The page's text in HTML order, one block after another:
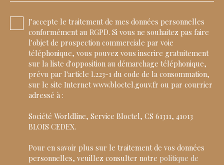
J'accepte le traitement de mes données personnelles
conformément au RGPD. Si vous ne souhaitez pas faire
l'objet de prospection commerciale par voie
téléphonique, vous pouvez vous inscrire gratuitement
sur la liste d'opposition au démarchage téléphonique,
prévu par l'article L223-1 du code de la consommation,
sur le site Internet www.bloctel.gouv.fr ou par courrier
adressé à :
Société Worldline, Service Bloctel, CS 61311, 41013
BLOIS CEDEX.
Pour en savoir plus sur le traitement de vos données
personnelles, veuillez consulter notre politique de